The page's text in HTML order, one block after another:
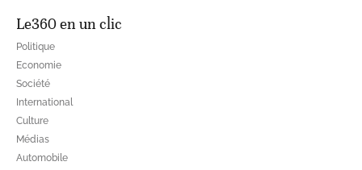
Le360 en un clic
Politique
Economie
Société
International
Culture
Médias
Automobile